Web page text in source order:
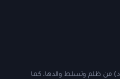
من ظلم وتسلط والدها، كما